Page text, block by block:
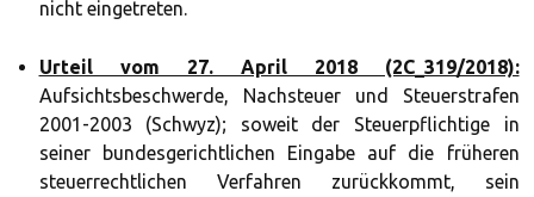
nicht eingetreten.
Urteil vom 27. April 2018 (2C_319/2018):
Aufsichtsbeschwerde, Nachsteuer und Steuerstrafen
2001-2003 (Schwyz); soweit der Steuerpflichtige in
seiner bundesgerichtlichen Eingabe auf die früheren
steuerrechtlichen Verfahren zurückkommt, sein